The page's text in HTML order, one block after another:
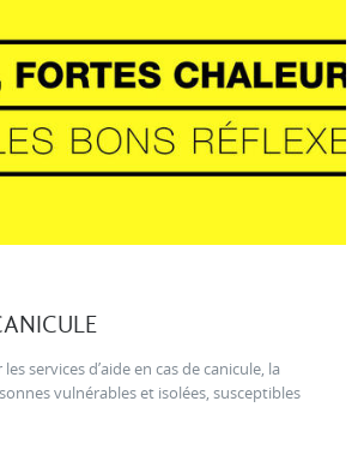
services d’aide en cas de canicule, la
vulnérables et isolées, susceptibles